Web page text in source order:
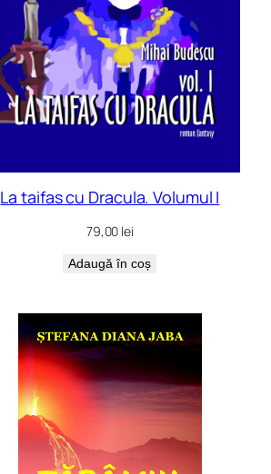
La taifas cu Dracula. Volumul I
79,00 lei
Adaugă în coș